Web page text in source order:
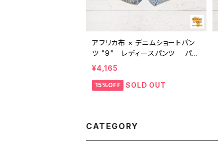
アフリカ布 × デニムショートパン
ツ "9" レディースパンツ パー
ニュ カンガ キテンゲ ギニア フェ
アトレード INUWALIAFRICA
¥4,165
15%OFF SOLD OUT
CATEGORY